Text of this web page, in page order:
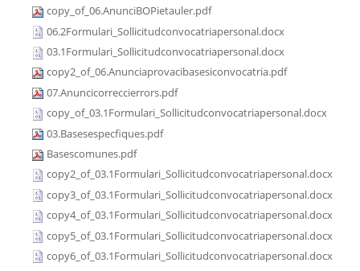
copy_of_06.AnunciBOPietauler.pdf
06.2Formulari_Sollicitudconvocatriapersonal.docx
03.1Formulari_Sollicitudconvocatriapersonal.docx
copy2_of_06.Anunciaprovacibasesiconvocatria.pdf
07.Anuncicorreccierrors.pdf
copy_of_03.1Formulari_Sollicitudconvocatriapersonal.docx
03.Basesespecfiques.pdf
Basescomunes.pdf
copy2_of_03.1Formulari_Sollicitudconvocatriapersonal.docx
copy3_of_03.1Formulari_Sollicitudconvocatriapersonal.docx
copy4_of_03.1Formulari_Sollicitudconvocatriapersonal.docx
copy5_of_03.1Formulari_Sollicitudconvocatriapersonal.docx
copy6_of_03.1Formulari_Sollicitudconvocatriapersonal.docx